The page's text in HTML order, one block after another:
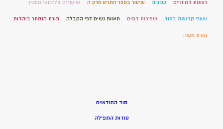
רצונות דמיוניים שגגות שיעור בספר התניא פרק ה שיעורים בליקוטי מוהרן
שערי קדושה בסוד שפיכות דמים תאוות נשים לפי הקבלה תורת הנסתר ביהדות
תורת משה
סוד החודשים
סודות התפילה